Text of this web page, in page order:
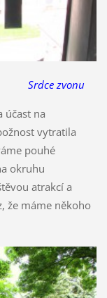
Srdce zvonu
účast na
vytratila
pouhé
okruhu
atrakcí a
že máme někoho